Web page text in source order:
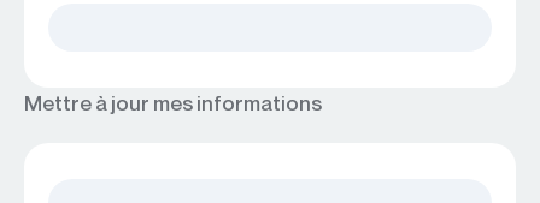
Mettre à jour mes informations